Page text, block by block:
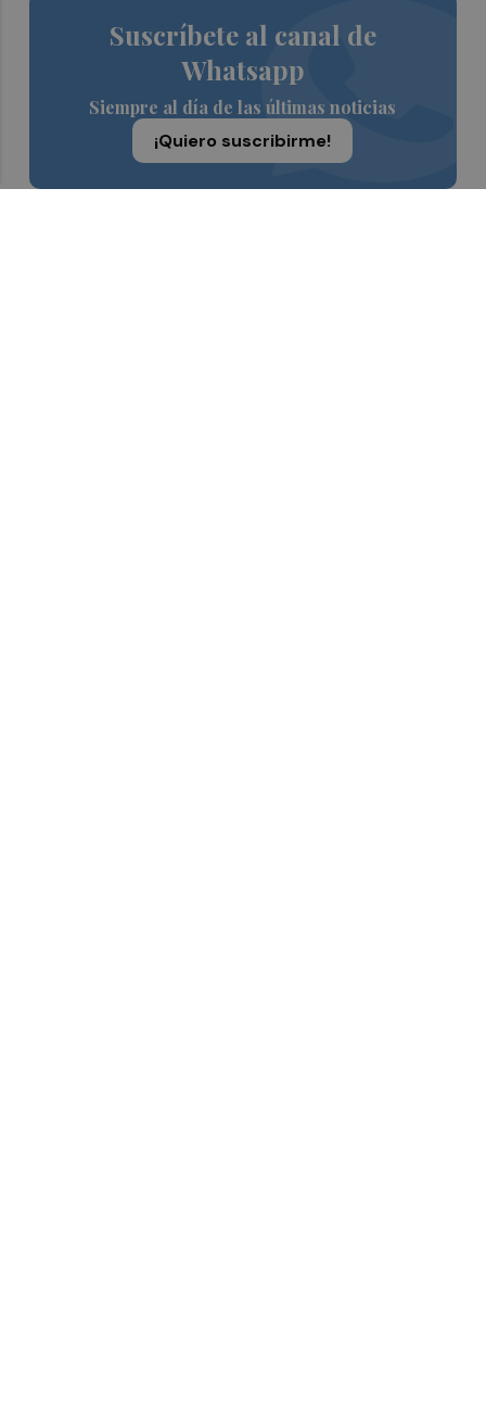
Suscríbete al canal de
Whatsapp
Siempre al día de las últimas noticias
¡Quiero suscribirme!